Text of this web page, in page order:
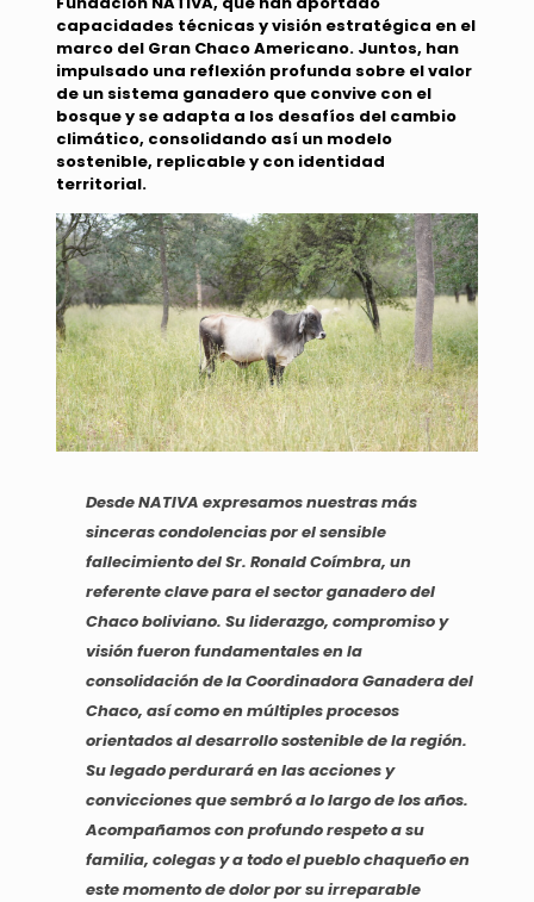
capacidades técnicas y visión estratégica en el
marco del Gran Chaco Americano. Juntos, han
impulsado una reflexión profunda sobre el valor
de un sistema ganadero que convive con el
bosque y se adapta a los desafíos del cambio
climático, consolidando así un modelo
sostenible, replicable y con identidad
territorial.
Desde NATIVA expresamos nuestras más
sinceras condolencias por el sensible
fallecimiento del Sr. Ronald Coímbra, un
referente clave para el sector ganadero del
Chaco boliviano. Su liderazgo, compromiso y
visión fueron fundamentales en la
consolidación de la Coordinadora Ganadera del
Chaco, así como en múltiples procesos
orientados al desarrollo sostenible de la región.
Su legado perdurará en las acciones y
convicciones que sembró a lo largo de los años.
Acompañamos con profundo respeto a su
familia, colegas y a todo el pueblo chaqueño en
este momento de dolor por su irreparable